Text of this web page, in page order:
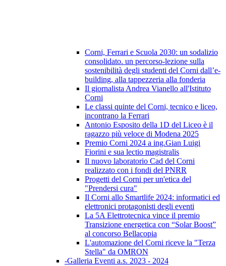
Corni, Ferrari e Scuola 2030: un sodalizio
consolidato. un percorso-lezione sulla
sostenibilità degli studenti del Corni dall’e-
building, alla tappezzeria alla fonderia
Il giornalista Andrea Vianello all'Istituto
Corni
Le classi quinte del Corni, tecnico e liceo,
incontrano la Ferrari
Antonio Esposito della 1D del Liceo è il
ragazzo più veloce di Modena 2025
Premio Corni 2024 a ing.Gian Luigi
Fiorini e sua lectio magistralis
Il nuovo laboratorio Cad del Corni
realizzato con i fondi del PNRR
Progetti del Corni per un'etica del
"Prendersi cura"
Il Corni allo Smartlife 2024: informatici ed
elettronici protagonisti degli eventi
La 5A Elettrotecnica vince il premio
Transizione energetica con “Solar Boost”
al concorso Bellacopia
L'automazione del Corni riceve la "Terza
Stella" da OMRON
-Galleria Eventi a.s. 2023 - 2024